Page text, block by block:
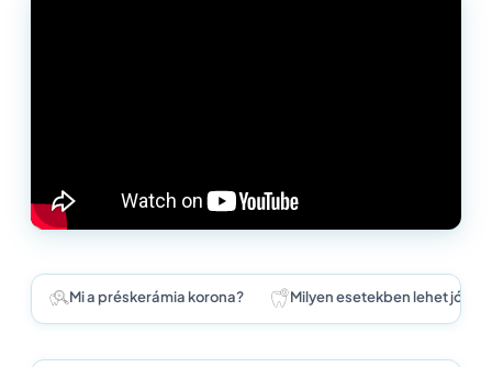
Mi a préskerámia korona? Milyen esetekben lehet jó